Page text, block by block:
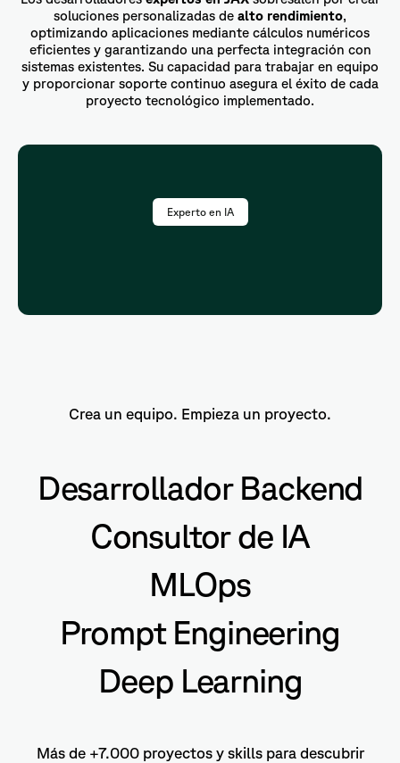
soluciones personalizadas de alto rendimiento,
optimizando aplicaciones mediante cálculos numéricos
eficientes y garantizando una perfecta integración con
sistemas existentes. Su capacidad para trabajar en equipo
y proporcionar soporte continuo asegura el éxito de cada
proyecto tecnológico implementado.
Experto en IA
Crea un equipo. Empieza un proyecto.
Desarrollador Backend
Consultor de IA
MLOps
Prompt Engineering
Deep Learning
Más de +7.000 proyectos y skills para descubrir